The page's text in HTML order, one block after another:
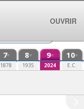
7e
1878
8e
1935
9e
2024
10e
E.C.
OUVRIR